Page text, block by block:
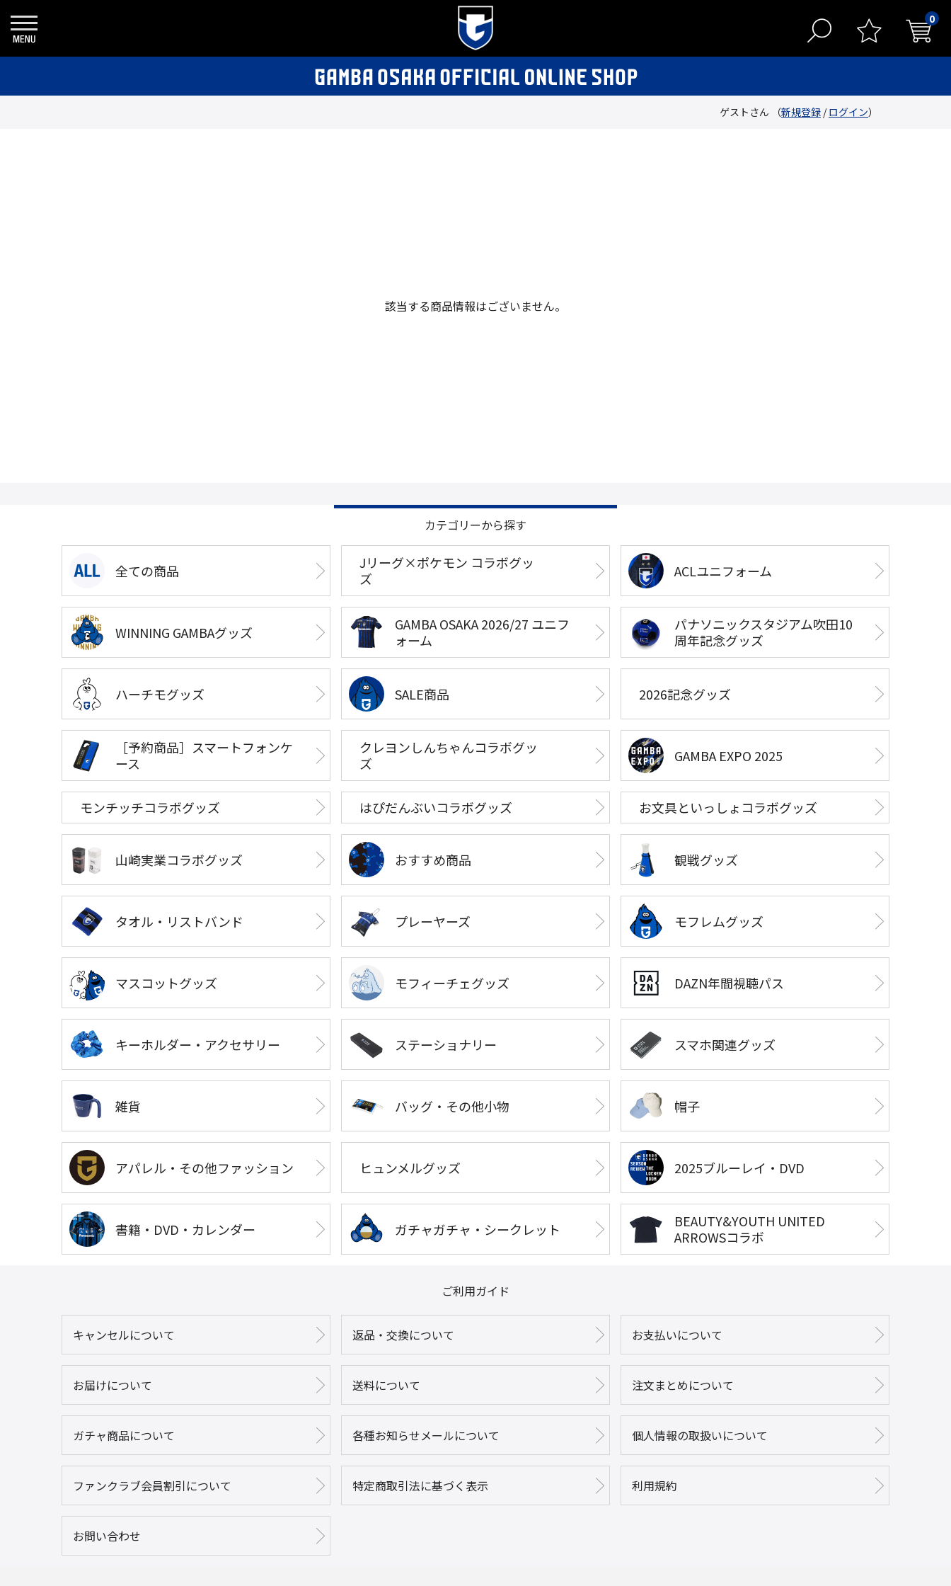
0
ゲストさん （新規登録 /ログイン）
該当する商品情報はございません。
カテゴリーから探す
全ての商品
Jリーグ×ポケモン コラボグッ
ズ
ACLユニフォーム
WINNING GAMBAグッズ
GAMBA OSAKA 2026/27 ユニフ
ォーム
パナソニックスタジアム吹田10
周年記念グッズ
ハーチモグッズ SALE商品 2026記念グッズ
［予約商品］スマートフォンケ
ース
クレヨンしんちゃんコラボグッ
ズ
GAMBA EXPO 2025
モンチッチコラボグッズ はぴだんぶいコラボグッズ お文具といっしょコラボグッズ
山崎実業コラボグッズ おすすめ商品 観戦グッズ
タオル・リストバンド プレーヤーズ モフレムグッズ
マスコットグッズ モフィーチェグッズ DAZN年間視聴パス
キーホルダー・アクセサリー ステーショナリー スマホ関連グッズ
雑貨 バッグ・その他小物 帽子
アパレル・その他ファッション ヒュンメルグッズ 2025ブルーレイ・DVD
書籍・DVD・カレンダー ガチャガチャ・シークレット
BEAUTY&YOUTH UNITED
ARROWSコラボ
ご利用ガイド
キャンセルについて 返品・交換について お支払いについて
お届けについて 送料について 注文まとめについて
ガチャ商品について 各種お知らせメールについて 個人情報の取扱いについて
ファンクラブ会員割引について 特定商取引法に基づく表示 利用規約
お問い合わせ